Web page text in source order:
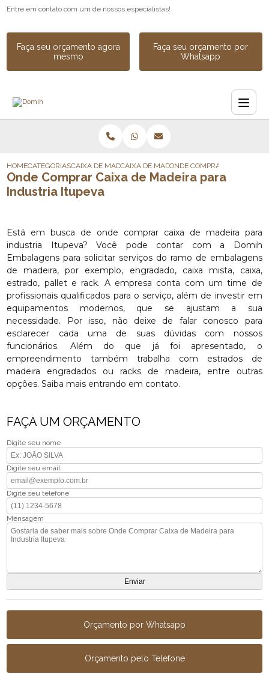
Entre em contato com um de nossos especialistas!
Faça seu orçamento agora
mesmo
Faça seu orçamento por
Whatsapp
HOMECATEGORIASCAIXA DE MADEIRACAIXA DE MADEIRA SOB MEDIDA
ONDE COMPRAR CAIXA DE
Onde Comprar Caixa de Madeira para
Industria Itupeva
Está em busca de onde comprar caixa de madeira para
industria Itupeva? Você pode contar com a Domih
Embalagens para solicitar serviços do ramo de embalagens
de madeira, por exemplo, engradado, caixa mista, caixa,
estrado, pallet e rack. A empresa conta com um time de
profissionais qualificados para o serviço, além de investir em
equipamentos modernos, que se ajustam a sua
necessidade. Por isso, não deixe de falar conosco para
esclarecer cada uma de suas dúvidas com nossos
funcionários. Além do que já foi apresentado, o
empreendimento também trabalha com estrados de
madeira engradados ou racks de madeira, entre outras
opções. Saiba mais entrando em contato.
FAÇA UM ORÇAMENTO
Digite seu nome
Digite seu email
Digite seu telefone
Mensagem
Orçamento por Whatsapp
Orçamento pelo Telefone